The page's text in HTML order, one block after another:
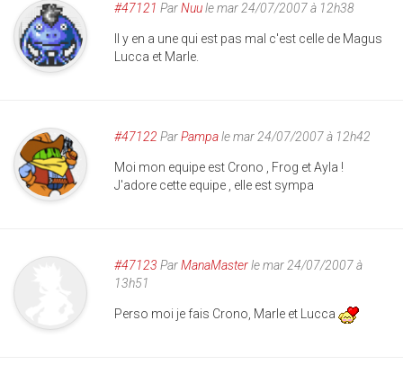
#47121 ParNuule mar 24/07/2007 à 12h38
Il y en a une qui est pas mal c'est celle de Magus
Lucca et Marle.
#47122 ParPampale mar 24/07/2007 à 12h42
Moi mon equipe est Crono , Frog et Ayla !
J'adore cette equipe , elle est sympa
#47123 ParManaMasterle mar 24/07/2007 à
13h51
Perso moi je fais Crono, Marle et Lucca